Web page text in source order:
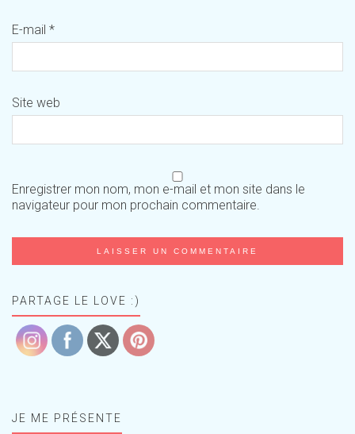
E-mail *
Site web
Enregistrer mon nom, mon e-mail et mon site dans le
navigateur pour mon prochain commentaire.
PARTAGE LE LOVE :)
JE ME PRÉSENTE